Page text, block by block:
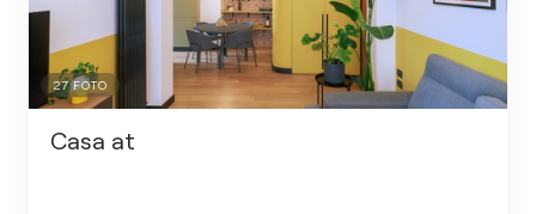
27FOTO
Casa at